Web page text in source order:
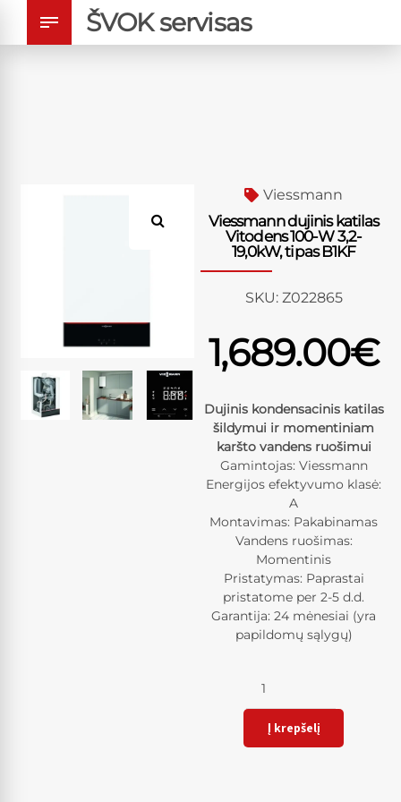
ŠVOK servisas
Viessmann
Viessmann dujinis katilas
Vitodens 100-W 3,2-
19,0kW, tipas B1KF
SKU: Z022865
1,689.00€
Dujinis kondensacinis katilas
šildymui ir momentiniam
karšto vandens ruošimui
Gamintojas: Viessmann
Energijos efektyvumo klasė:
A
Montavimas: Pakabinamas
Vandens ruošimas:
Momentinis
Pristatymas: Paprastai
pristatome per 2-5 d.d.
Garantija: 24 mėnesiai (yra
papildomų sąlygų)
Į krepšelį